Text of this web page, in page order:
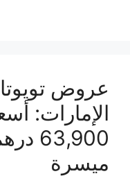
الإمارات:
ميسرة